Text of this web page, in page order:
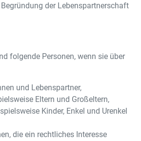
der Lebenspartnerschaft
folgende Personen, wenn sie über
und Lebenspartner,
Eltern und Großeltern,
Kinder, Enkel und Urenkel
die ein rechtliches Interesse